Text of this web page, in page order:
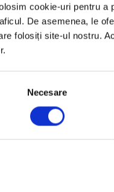
cookie-uri pentru a
De asemenea, le
folosiți site-ul nostru.
Necesare